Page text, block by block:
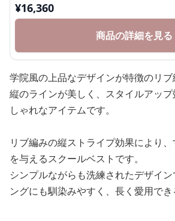
¥16,360
商品の詳細を見る
学院風の上品なデザインが特徴のリブ
縦のラインが美しく、スタイルアッ
しゃれなアイテムです。
リブ編みの縦ストライプ効果により
を与えるスクールベストです。
シンプルながらも洗練されたデザイ
ングにも馴染みやすく、長く愛用でき